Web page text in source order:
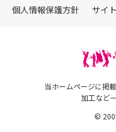
個人情報保護方針
サイ
当ホームページに掲
加工など
©